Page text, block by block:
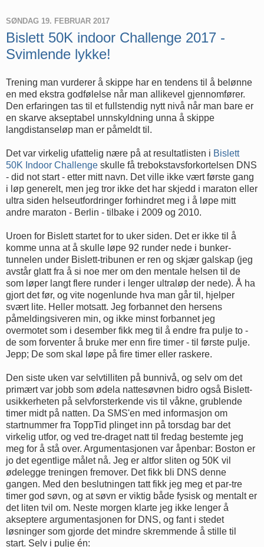
SØNDAG 19. FEBRUAR 2017
Bislett 50K indoor Challenge 2017 -
Svimlende lykke!
Trening man vurderer å skippe har en tendens til å belønne
en med ekstra godfølelse når man allikevel gjennomfører.
Den erfaringen tas til et fullstendig nytt nivå når man bare er
en skarve akseptabel unnskyldning unna å skippe
langdistanseløp man er påmeldt til.
Det var virkelig ufattelig nære på at resultatlisten i Bislett
50K Indoor Challenge skulle få trebokstavsforkortelsen DNS
- did not start - etter mitt navn. Det ville ikke vært første gang
i løp generelt, men jeg tror ikke det har skjedd i maraton eller
ultra siden helseutfordringer forhindret meg i å løpe mitt
andre maraton - Berlin - tilbake i 2009 og 2010.
Uroen for Bislett startet for to uker siden. Det er ikke til å
komme unna at å skulle løpe 92 runder nede i bunker-
tunnelen under Bislett-tribunen er ren og skjær galskap (jeg
avstår glatt fra å si noe mer om den mentale helsen til de
som løper langt flere runder i lenger ultraløp der nede). Å ha
gjort det før, og vite nogenlunde hva man går til, hjelper
svært lite. Heller motsatt. Jeg forbannet den hersens
påmeldingsiveren min, og ikke minst forbannet jeg
overmotet som i desember fikk meg til å endre fra pulje to -
de som forventer å bruke mer enn fire timer - til første pulje.
Jepp; De som skal løpe på fire timer eller raskere.
Den siste uken var selvtilliten på bunnivå, og selv om det
primært var jobb som ødela nattesøvnen bidro også Bislett-
usikkerheten på selvforsterkende vis til våkne, grublende
timer midt på natten. Da SMS'en med informasjon om
startnummer fra ToppTid plinget inn på torsdag bar det
virkelig utfor, og ved tre-draget natt til fredag bestemte jeg
meg for å stå over. Argumentasjonen var åpenbar: Boston er
jo det egentlige målet nå. Jeg er altfor sliten og 50K vil
ødelegge treningen fremover. Det fikk bli DNS denne
gangen. Med den beslutningen tatt fikk jeg meg et par-tre
timer god søvn, og at søvn er viktig både fysisk og mentalt er
det liten tvil om. Neste morgen klarte jeg ikke lenger å
akseptere argumentasjonen for DNS, og fant i stedet
løsninger som gjorde det mindre skremmende å stille til
start. Selv i pulje én: